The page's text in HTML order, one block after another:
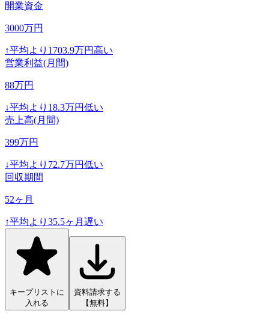
開業資金
3000万円
↑平均より 1703.9万円高い
営業利益(月間)
88万円
↓平均より 18.3万円低い
売上高(月間)
399万円
↓平均より 72.7万円低い
回収期間
52ヶ月
↑平均より 35.5ヶ月遅い
キープリストに
入れる
資料請求する
【無料】